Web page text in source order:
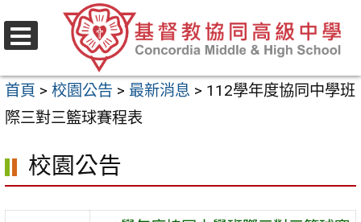
至
要
內
區
首頁 > 校園公告 > 最新消息 > 112學年度協同中學班
際三對三籃球賽程表
校園公告
選
單